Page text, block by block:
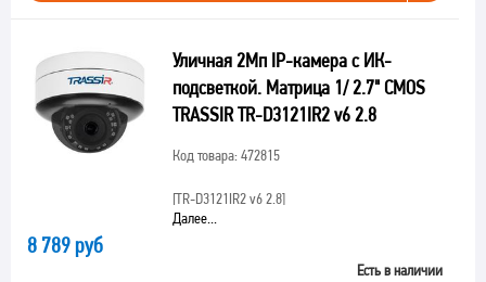
Уличная 2Мп IP-камера с ИК-
подсветкой. Матрица 1/ 2.7" CMOS
TRASSIR TR-D3121IR2 v6 2.8
Код товара: 472815
[TR-D3121IR2 v6 2.8]
Далее...
8 789 руб
Есть в наличии